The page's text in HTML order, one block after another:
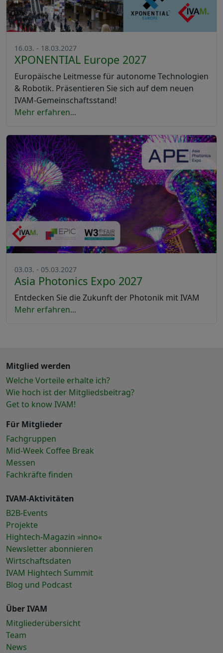
16.03. - 18.03.2027
XPONENTIAL Europe 2027
Europäische Leitmesse für autonome Technologien
& Robotik. Präsentieren Sie sich auf dem neuen
IVAM-Gemeinschaftsstand!
Mehr erfahren...
03.03. - 05.03.2027
Asia Photonics Expo 2027
Entdecken Sie die Zukunft der Photonik mit IVAM
Mehr erfahren...
Mitglied werden
Welche Vorteile erhalte ich?
Wie hoch ist der Mitgliedsbeitrag?
Get to know IVAM!
Für Mitglieder
Fachgruppen
Mid-Week Coffee Break
Messen
Fachkräfte finden
IVAM-Aktivitäten
B2B-Events
Projekte
Hightech-Magazin »inno«
Newsletter abonnieren
Wirtschaftsdaten
IVAM Hightech Summit
Blog und Podcast
Über IVAM
Mitgliederübersicht
Team
News